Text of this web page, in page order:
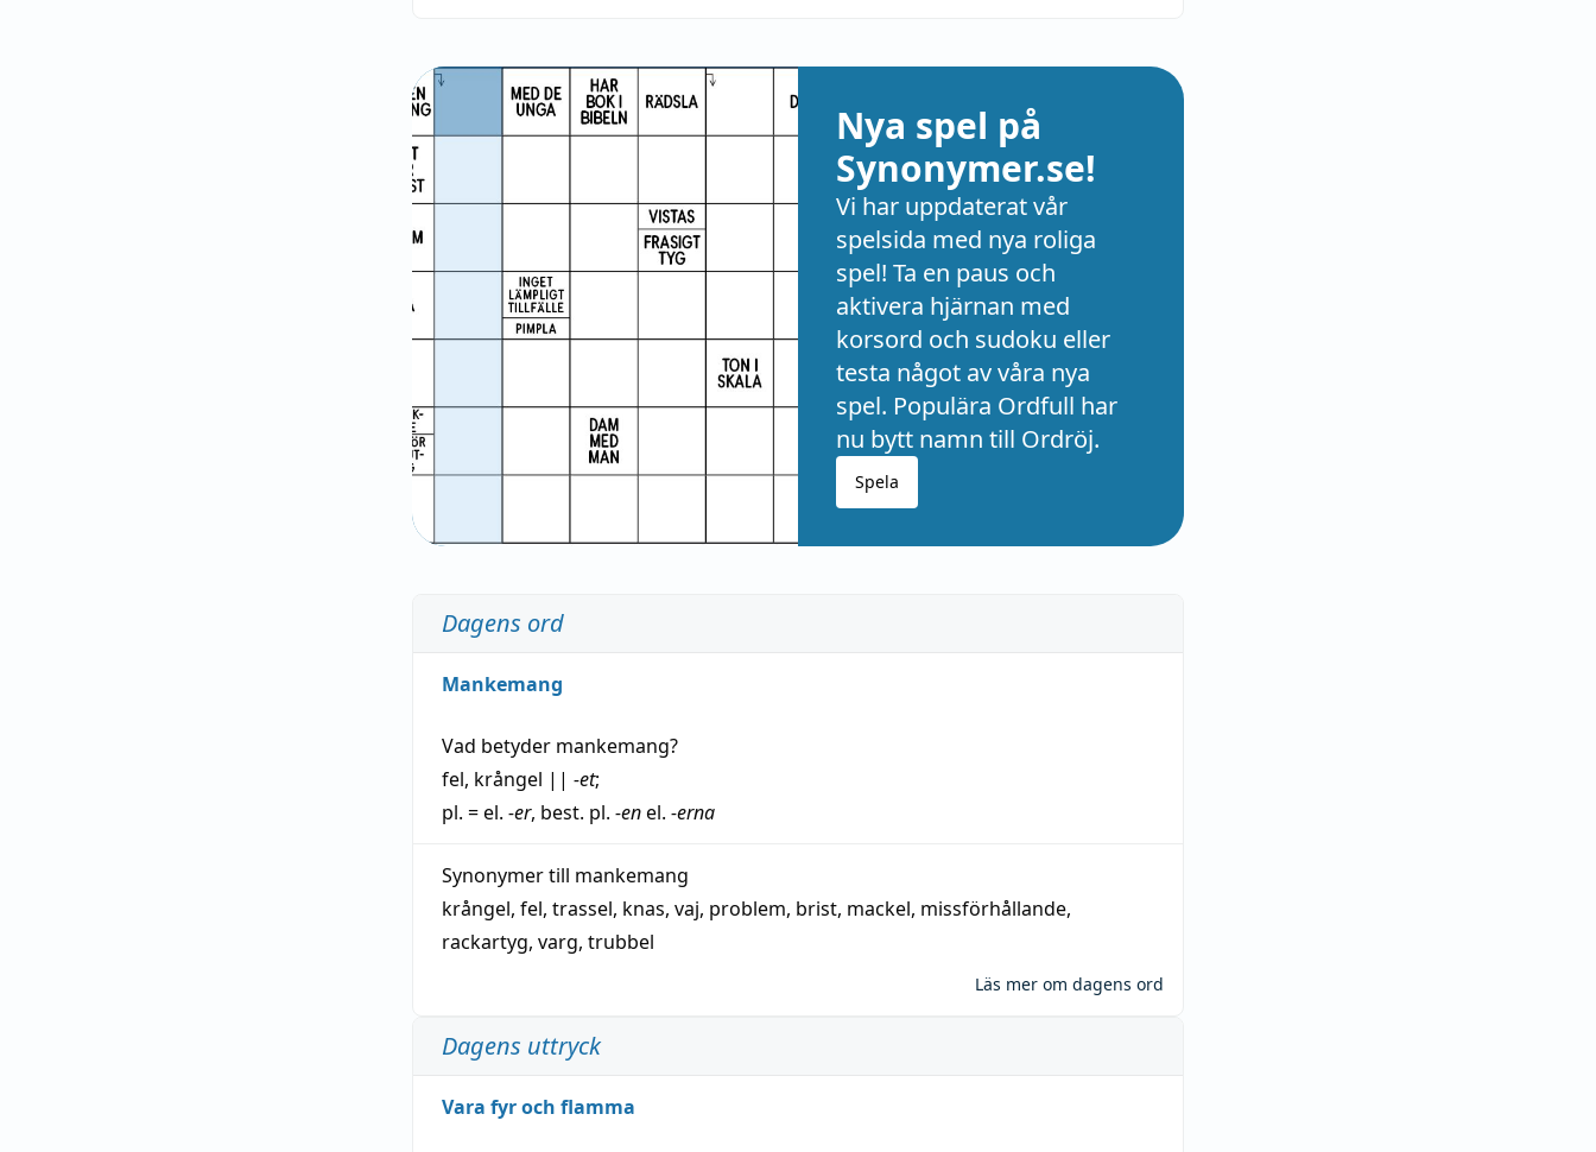
Nya spel på
Synonymer.se!
Vi har uppdaterat vår
spelsida med nya roliga
spel! Ta en paus och
aktivera hjärnan med
korsord och sudoku eller
testa något av våra nya
spel. Populära Ordfull har
nu bytt namn till Ordröj.
Spela
Dagens ord
Mankemang
Vad betyder mankemang?
fel, krångel || -et;
pl. = el. -er, best. pl. -enel. -erna
Synonymer till mankemang
krångel, fel, trassel, knas, vaj, problem, brist, mackel, missförhållande,
rackartyg, varg, trubbel
Läs mer om dagens ord
Dagens uttryck
Vara fyr och flamma